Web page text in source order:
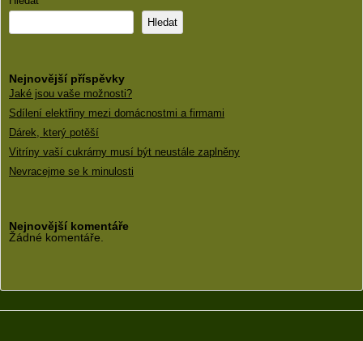
Hledat
Nejnovější příspěvky
Jaké jsou vaše možnosti?
Sdílení elektřiny mezi domácnostmi a firmami
Dárek, který potěší
Vitríny vaší cukrárny musí být neustále zaplněny
Nevracejme se k minulosti
Nejnovější komentáře
Žádné komentáře.